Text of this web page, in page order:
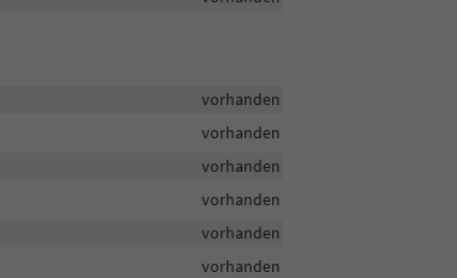
vorhanden
vorhanden
vorhanden
vorhanden
vorhanden
vorhanden